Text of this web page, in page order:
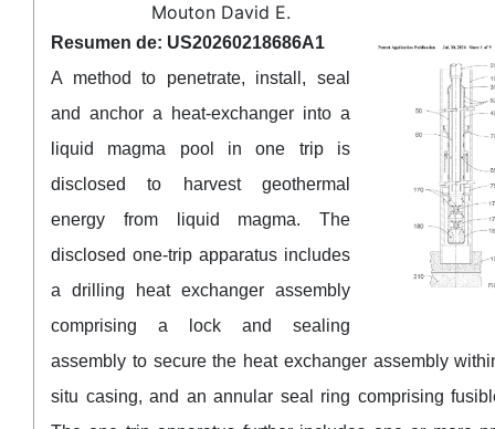
Mouton David E.
Resumen de: US20260218686A1
A method to penetrate, install, seal
and anchor a heat-exchanger into a
liquid magma pool in one trip is
disclosed to harvest geothermal
energy from liquid magma. The
disclosed one-trip apparatus includes
a drilling heat exchanger assembly
comprising a lock and sealing
assembly to secure the heat exchanger assembly
situ casing, and an annular seal ring comprising